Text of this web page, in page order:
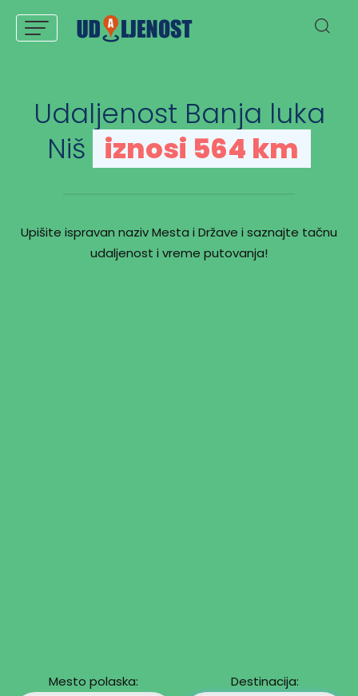
Udaljenost Banja luka
Niš iznosi 564 km
Upišite ispravan naziv Mesta i Države i saznajte tačnu
udaljenost i vreme putovanja!
Mesto polaska: Destinacija: